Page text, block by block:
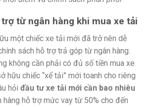
từ ngân hàng khi mua xe tải
một chiếc xe tải mới đã trở nên dễ
sách hỗ trợ trả góp từ ngân hàng.
không cần phải có đủ số tiền mua xe
hữu chiếc “xế tải” mới toanh cho riêng
hỏi đầu tư xe tải mới cần bao nhiêu
hàng hỗ trợ mức vay từ 50% cho đến